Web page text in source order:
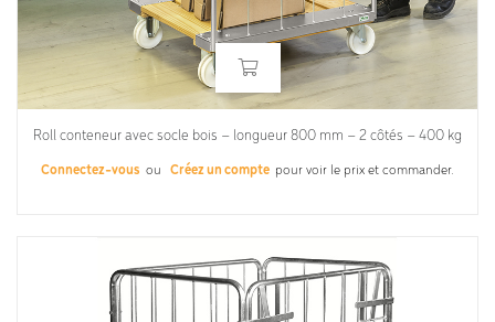
Roll conteneur avec socle bois – longueur 800 mm – 2 côtés – 400 kg
Connectez-vous ou Créez un compte pour voir le prix et commander.